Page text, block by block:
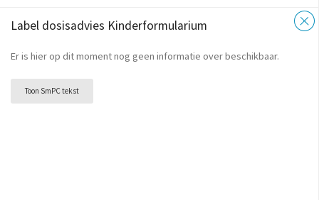
Label dosisadvies Kinderformularium
Er is hier op dit moment nog geen informatie over beschikbaar.
Toon SmPC tekst